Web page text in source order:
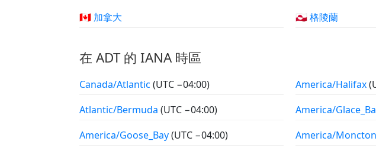
🇨🇦 加拿大 🇬🇱 格陵蘭
在 ADT 的 IANA 時區
Canada/Atlantic (UTC −04:00)
Atlantic/Bermuda (UTC −04:00)
America/Goose_Bay(UTC −04:00)
America/Halifax
America/
America/